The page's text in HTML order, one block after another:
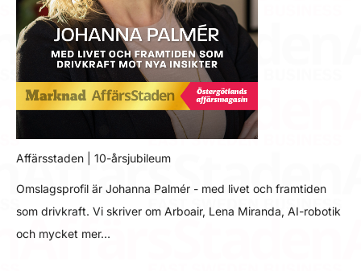
Affärsstaden | 10-årsjubileum
Omslagsprofil är Johanna Palmér - med livet och framtiden
som drivkraft. Vi skriver om Arboair, Lena Miranda, AI-robotik
och mycket mer…